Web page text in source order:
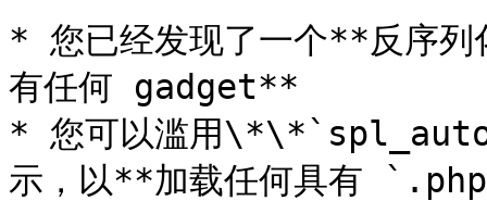
* 您已经发现了一个**反序
有任何 gadget**
* 您可以滥用
示，以**加载任何具有